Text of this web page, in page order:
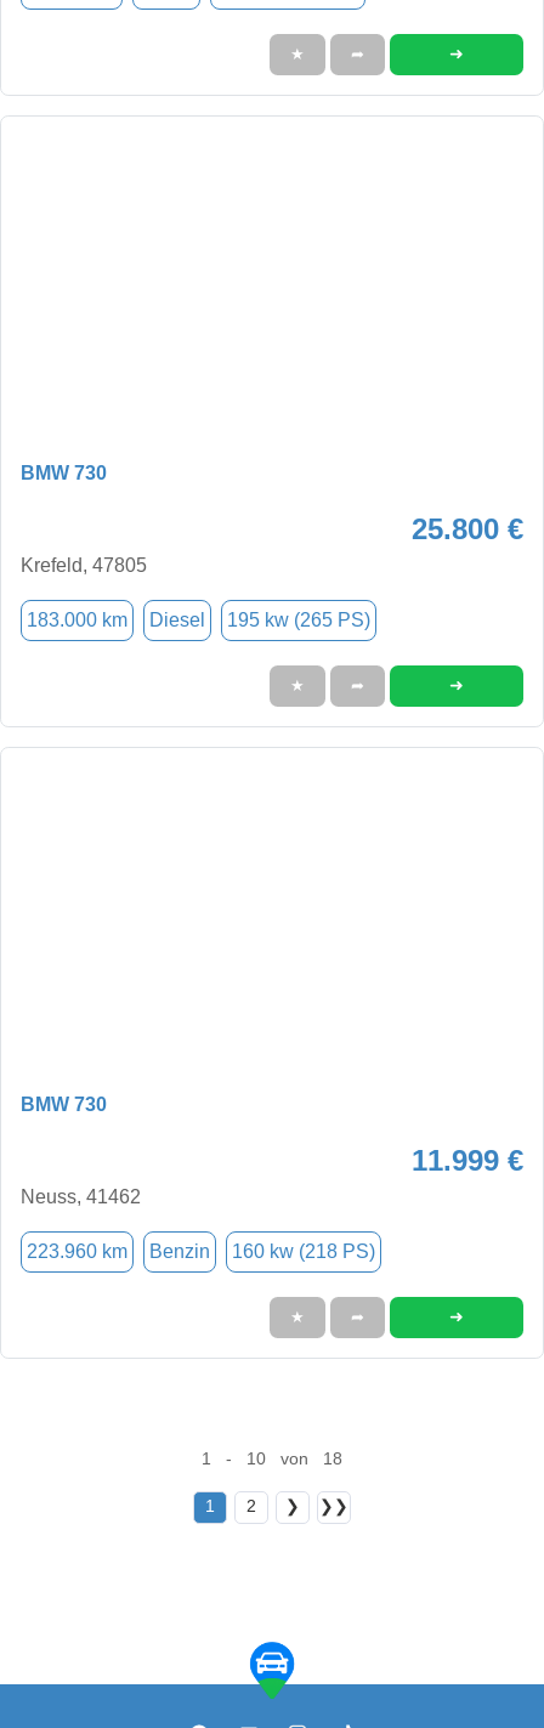
★ ➦ ➜
BMW 730
25.800 €
Krefeld, 47805
183.000 km Diesel 195 kw (265 PS)
★ ➦ ➜
BMW 730
11.999 €
Neuss, 41462
223.960 km Benzin 160 kw (218 PS)
★ ➦ ➜
1 - 10 von 18
1 2 ❯ ❯❯